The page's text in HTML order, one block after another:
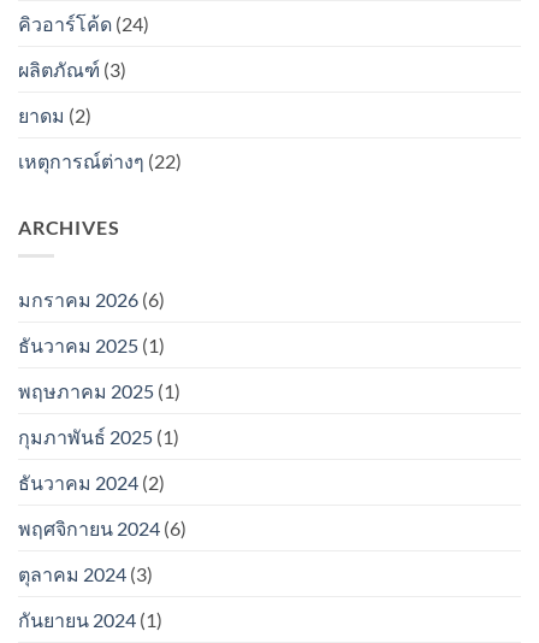
คิวอาร์โค้ด (24)
ผลิตภัณฑ์ (3)
ยาดม (2)
เหตุการณ์ต่างๆ (22)
ARCHIVES
มกราคม 2026 (6)
ธันวาคม 2025 (1)
พฤษภาคม 2025 (1)
กุมภาพันธ์ 2025 (1)
ธันวาคม 2024 (2)
พฤศจิกายน 2024 (6)
ตุลาคม 2024 (3)
กันยายน 2024 (1)